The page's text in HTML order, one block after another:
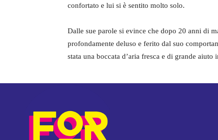
confortato e lui si è sentito molto solo.
Dalle sue parole si evince che dopo 20 anni di
profondamente deluso e ferito dal suo
stata una boccata d’aria fresca e di grande